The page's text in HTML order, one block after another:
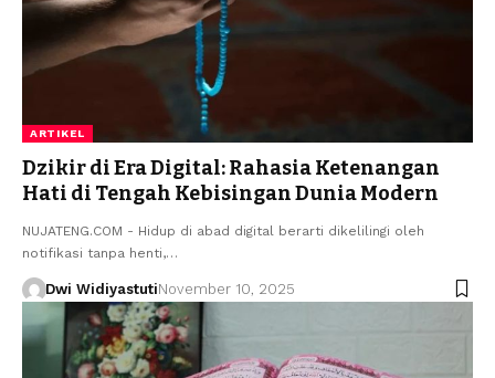
ARTIKEL
Dzikir di Era Digital: Rahasia Ketenangan
Hati di Tengah Kebisingan Dunia Modern
NUJATENG.COM - Hidup di abad digital berarti dikelilingi oleh
notifikasi tanpa henti,…
Dwi WidiyastutiNovember 10, 2025